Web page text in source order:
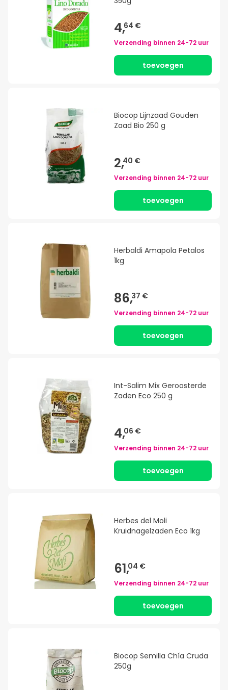
4,64 €
Verzending binnen 24-72 uur
toevoegen
Biocop Lijnzaad Gouden
Zaad Bio 250 g
2,40 €
Verzending binnen 24-72 uur
toevoegen
Herbaldi Amapola Petalos
1kg
86,37 €
Verzending binnen 24-72 uur
toevoegen
Int-Salim Mix Geroosterde
Zaden Eco 250 g
4,06 €
Verzending binnen 24-72 uur
toevoegen
Herbes del Moli
Kruidnagelzaden Eco 1kg
61,04 €
Verzending binnen 24-72 uur
toevoegen
Biocop Semilla Chía Cruda
250g